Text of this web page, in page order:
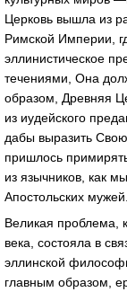
Церковь вышла из
Римской Империи,
эллинистическое
течениями, Она
образом, Древняя
из иудейского
дабы выразить
пришлось
из язычников, как
Апостольских мужей.
Великая проблема,
века, состояла в
эллинской
главным образом,